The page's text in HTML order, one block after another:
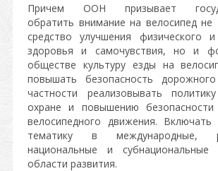
Причем ООН призывает
обратить внимание на велосипед не
средство улучшения физического и
здоровья и самочувствия, но и
обществе культуру езды на
повышать безопасность
частности реализовывать
охране и повышению
велосипедного движения. Включать
тематику в международные,
национальные и
области развития.